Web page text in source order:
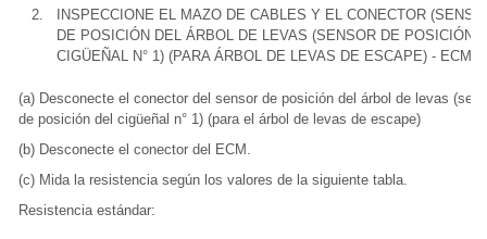
2.
INSPECCIONE EL MAZO DE CABLES Y EL CONECTOR
DE POSICIÓN DEL ÁRBOL DE LEVAS (SENSOR DE POSICIÓN
CIGÜEÑAL N° 1) (PARA ÁRBOL DE LEVAS DE ESCAPE) - ECM)
(a) Desconecte el conector del sensor de posición del árbol de levas
de posición del cigüeñal n° 1) (para el árbol de levas de escape)
(b) Desconecte el conector del ECM.
(c) Mida la resistencia según los valores de la siguiente tabla.
Resistencia estándar: